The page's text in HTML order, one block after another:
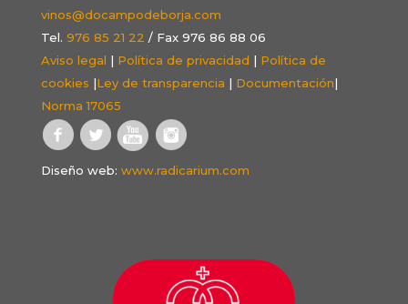
vinos@docampodeborja.com
Tel. 976 85 21 22 / Fax 976 86 88 06
Aviso legal | Política de privacidad | Política de
cookies |Ley de transparencia | Documentación|
Norma 17065
Diseño web: www.radicarium.com